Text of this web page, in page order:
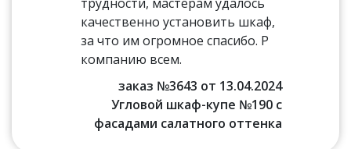
качественно установить шкаф,
за что им огромное спасибо. Р
компанию всем.
заказ №3643 от 13.04.2024
Угловой шкаф-купе №190 с
фасадами салатного оттенка